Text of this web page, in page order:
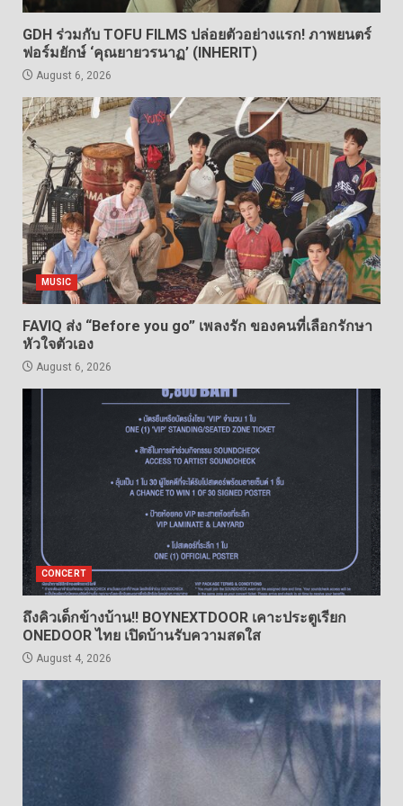
GDH ร่วมกับ TOFU FILMS ปล่อยตัวอย่างแรก! ภาพยนตร์
ฟอร์มยักษ์ ‘คุณยายวรนาฏ’ (INHERIT)
August 6, 2026
MUSIC
FAVIQ ส่ง “Before you go” เพลงรัก ของคนที่เลือกรักษา
หัวใจตัวเอง
August 6, 2026
CONCERT
ถึงคิวเด็กข้างบ้าน!! BOYNEXTDOOR เคาะประตูเรียก
ONEDOOR ไทย เปิดบ้านรับความสดใส
August 4, 2026